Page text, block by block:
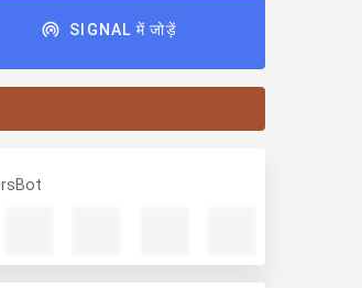
SIGNAL में जोड़ें